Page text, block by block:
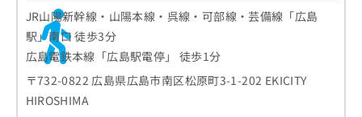
JR山陽新幹線・山陽本線・呉線・可部線・芸備線「広島
駅」南口 徒歩3分
広島電鉄本線「広島駅電停」 徒歩1分
〒732-0822 広島県広島市南区松原町3-1-202 EKICITY
HIROSHIMA